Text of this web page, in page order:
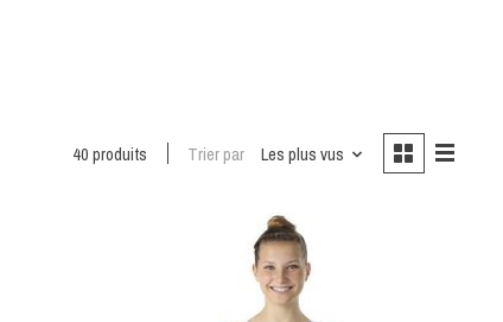
40 produits Trier par Les plus vus